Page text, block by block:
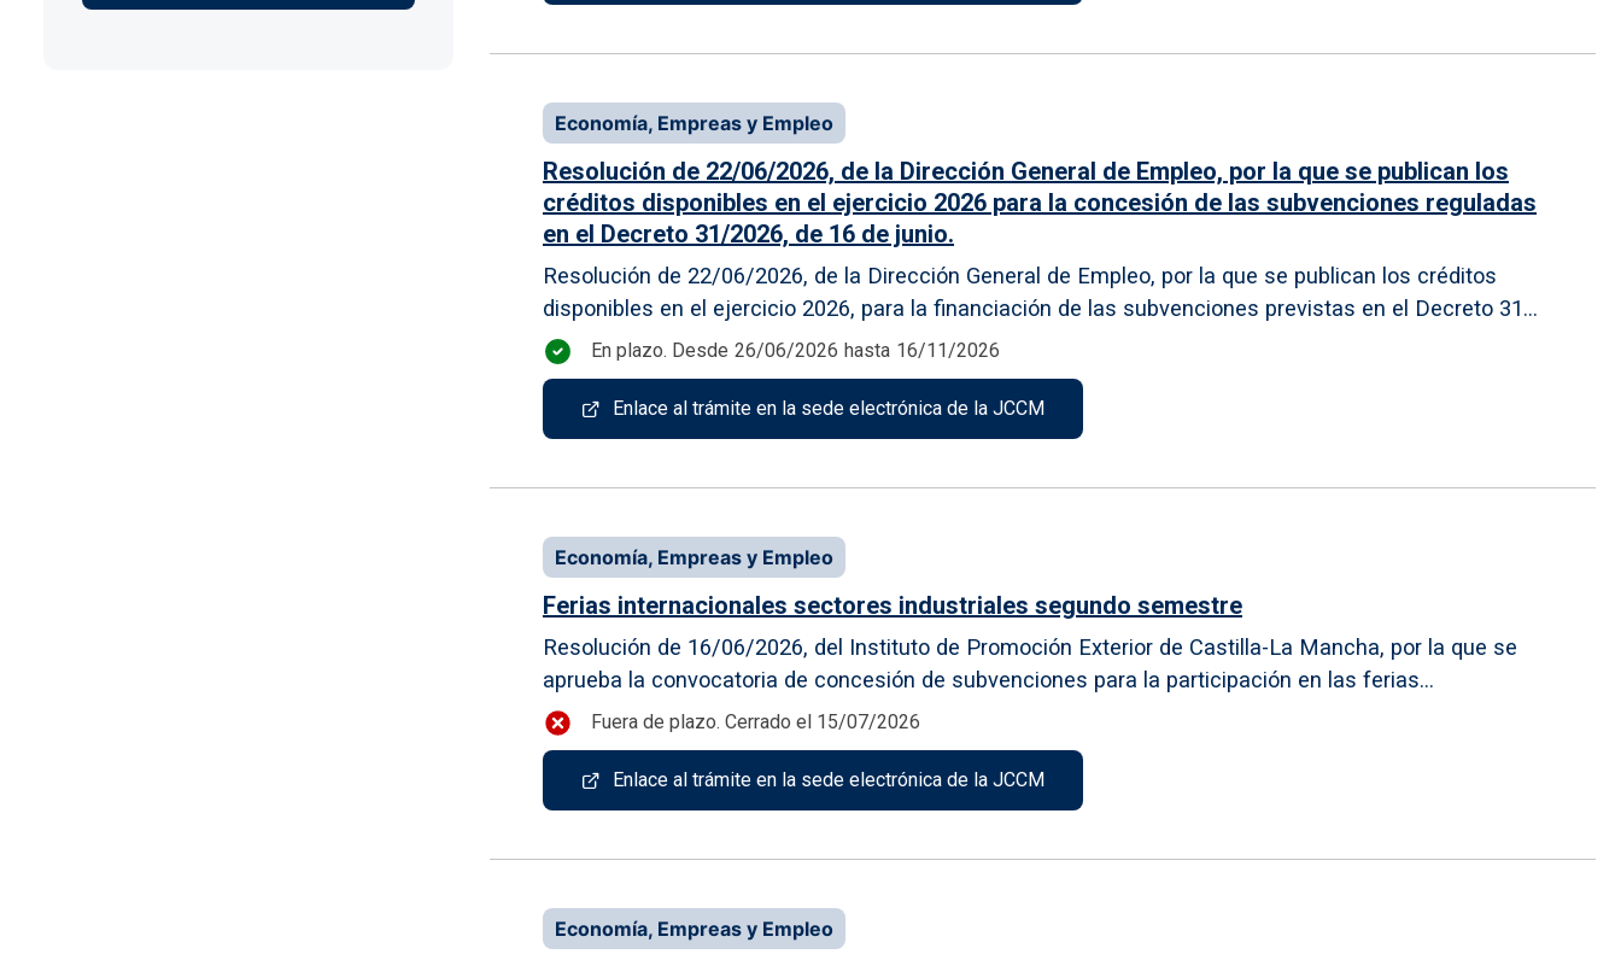
Economía, Empreas y Empleo
Resolución de 22/06/2026, de la Dirección General de Empleo, por la que se publican los
créditos disponibles en el ejercicio 2026 para la concesión de las subvenciones reguladas
en el Decreto 31/2026, de 16 de junio.
Resolución de 22/06/2026, de la Dirección General de Empleo, por la que se publican los créditos
disponibles en el ejercicio 2026, para la financiación de las subvenciones previstas en el Decreto 31...
En plazo. Desde 26/06/2026 hasta 16/11/2026
Enlace al trámite en la sede electrónica de la JCCM
Economía, Empreas y Empleo
Ferias internacionales sectores industriales segundo semestre
Resolución de 16/06/2026, del Instituto de Promoción Exterior de Castilla-La Mancha, por la que se
aprueba la convocatoria de concesión de subvenciones para la participación en las ferias...
Fuera de plazo. Cerrado el 15/07/2026
Enlace al trámite en la sede electrónica de la JCCM
Economía, Empreas y Empleo